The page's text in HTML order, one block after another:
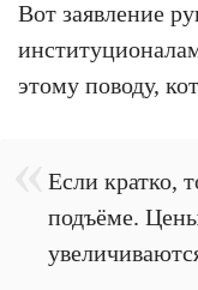
Вот заявление
этому поводу,
Если кратко,
подъёме.